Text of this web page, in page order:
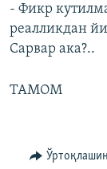
- Фикр
реалликдан
Сарвар ака?..
ТАМОМ